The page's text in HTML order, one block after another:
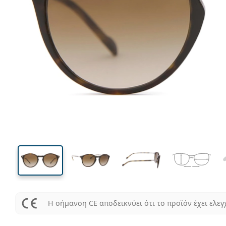
45 mm
Ύψος φακού Μήκος φακού
Μήκος
Η σήμανση CE αποδεικνύει ότι το προϊόν έχει